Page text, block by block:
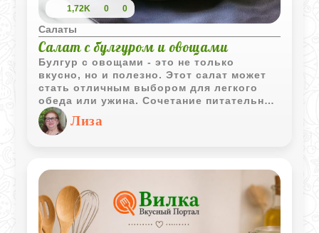
1,72K 0 0
Салаты
Салат с булгуром и овощами
Булгур с овощами - это не только
вкусно, но и полезно. Этот салат может
стать отличным выбором для легкого
обеда или ужина. Сочетание питательной
крупы со свежими овощами, делает его
не только насыщенным, но и полезным. К
тому же, приготовление такого блюда не
Лиза